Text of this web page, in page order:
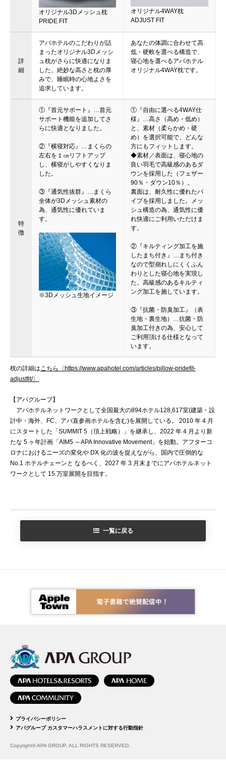
オリジナル3Dメッシュ枕
PRIDE FIT
オリジナル4WAY枕
ADJUST FIT
詳
細
アパホテルのこだわりが詰
まったオリジナル3Dメッシ
ュ枕がさらに快適になりま
した。絶妙な高さと枕の厚
みで、睡眠時の心地よさを
追求しています。
あなたの体調に合わせて高
低・硬軟を選べる構造で、
寝心地を選べるアパホテル
オリジナル4WAY枕です。
特
徴
①『首元サポート』…首元
サポート機能を追加してさ
らに快適となりました。
②『横寝対応』…まくらの
左右を１㎝リフトアップ
し、横寝がしやすくなりま
した。
③『通気性抜群』…まくら
全体が3Dメッシュ素材の
為、通気性に優れていま
す。
※3Dメッシュ生地イメージ
①『自由に選べる4WAY仕
様』…高さ（高め・低め）
と、素材（柔らかめ・硬
め）を選択可能で、どんな
方にもフィットします。
◆素材／表面は、寝心地の
良い羽毛で高級感のあるダ
ウンを採用した（フェザー
90％・ダウン10％）。
裏面は、耐久性に優れたパ
イプを採用しました。メッ
シュ構造の為、通気性に優
れ快適にご利用いただけま
す。
②『キルティング加工を施
したまち付き』…まち付き
なので型崩れしにくくふん
わりとした寝心地を実現し
た。高級感のあるキルティ
ング加工を施しています。
③『抗菌・防臭加工』（表
生地・裏生地）…抗菌・防
臭加工付きの為、安心して
ご利用頂ける仕様となって
います。
枕の詳細はこちら〈https://www.apahotel.com/articles/pillow-pridefit-
adjustfit/〉
【アパグループ】
アパホテルネットワークとして全国最大の894ホテル128,617室(建築・設
計中・海外、FC、アパ直参画ホテルを含む)を展開している。 2010 年 4 月
にスタートした「SUMMIT 5（頂上戦略）」を継承し、2022 年 4 月より新
たな 5 ヶ年計画「AIM5 ～APA Innovative Movement」を始動。アフターコ
ロナにおけるニーズの変化や DX 化の波を捉えながら、国内で圧倒的な
No.1 ホテルチェーンと なるべく、2027 年 3 月末までにアパホテルネット
ワークとして 15 万室展開を目指す。
一覧に戻る
プライバシーポリシー
アパグループ カスタマーハラスメントに対する行動指針
Copyright© APA GROUP, ALL RIGHTS RESERVED.